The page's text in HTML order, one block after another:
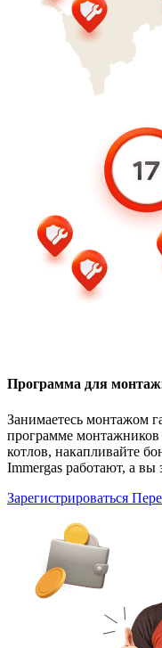
Программа для
Занимаетесь монтажом
программе монтажников
котлов, накапливайте
Immergas работают, а вы
Зарегистрироваться